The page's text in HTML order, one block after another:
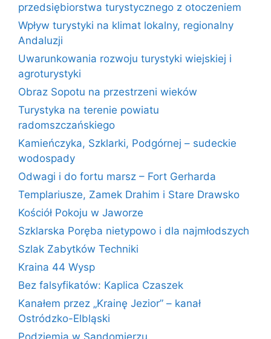
przedsiębiorstwa turystycznego z otoczeniem
Wpływ turystyki na klimat lokalny, regionalny
Andaluzji
Uwarunkowania rozwoju turystyki wiejskiej i
agroturystyki
Obraz Sopotu na przestrzeni wieków
Turystyka na terenie powiatu
radomszczańskiego
Kamieńczyka, Szklarki, Podgórnej – sudeckie
wodospady
Odwagi i do fortu marsz – Fort Gerharda
Templariusze, Zamek Drahim i Stare Drawsko
Kościół Pokoju w Jaworze
Szklarska Poręba nietypowo i dla najmłodszych
Szlak Zabytków Techniki
Kraina 44 Wysp
Bez falsyfikatów: Kaplica Czaszek
Kanałem przez „Krainę Jezior” – kanał
Ostródzko-Elbląski
Podziemia w Sandomierzu